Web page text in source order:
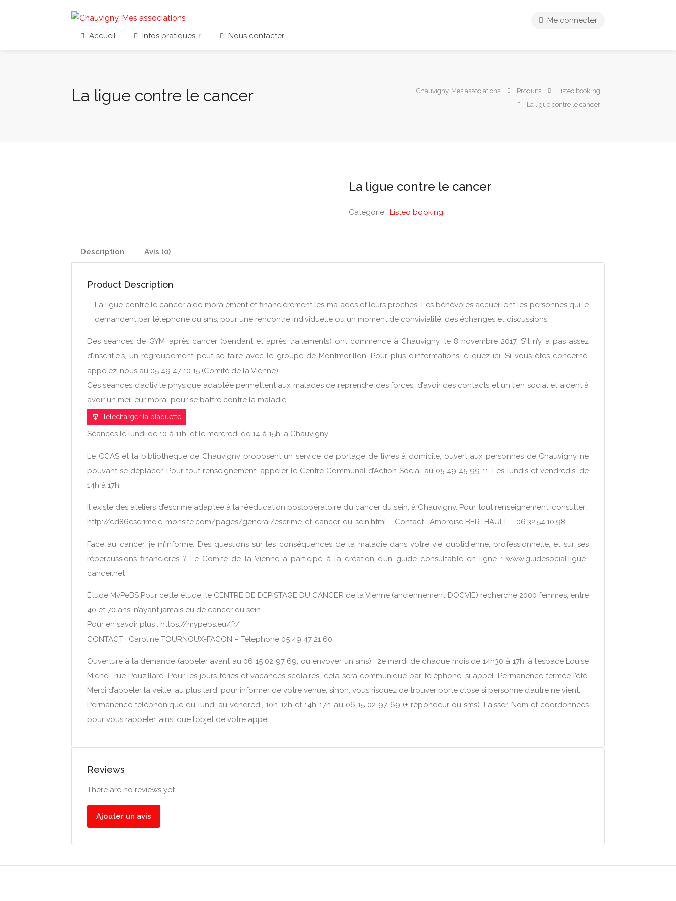
Accueil Infos pratiques Nous contacter
Me connecter
La ligue contre le cancer Chauvigny, Mes associations Produits
Listeo booking
La ligue contre le cancer
La ligue contre le cancer
Catégorie : Listeo booking
Description Avis (0)
Product Description
La ligue contre le cancer aide moralement et financièrement les malades et leurs proches. Les bénévoles accueillent les personnes qui le
demandent par téléphone ou sms, pour une rencontre individuelle ou un moment de convivialité, des échanges et discussions.
Des séances de GYM’ après cancer (pendant et après traitements) ont commencé à Chauvigny, le 8 novembre 2017. S’il n’y a pas assez
d’inscrit.e.s, un regroupement peut se faire avec le groupe de Montmorillon. Pour plus d’informations, cliquez ici. Si vous êtes concerné,
appelez-nous au 05 49 47 10 15 (Comité de la Vienne).
Ces séances d’activité physique adaptée permettent aux malades de reprendre des forces, d’avoir des contacts et un lien social et aident à
avoir un meilleur moral pour se battre contre la maladie.
Télécharger la plaquette
Séances le lundi de 10 à 11h, et le mercredi de 14 à 15h, à Chauvigny.
Le CCAS et la bibliothèque de Chauvigny proposent un service de portage de livres à domicile, ouvert aux personnes de Chauvigny ne
pouvant se déplacer. Pour tout renseignement, appeler le Centre Communal d’Action Social au 05 49 45 99 11. Les lundis et vendredis, de
14h à 17h.
Il existe des ateliers d’escrime adaptée à la rééducation postopératoire du cancer du sein, à Chauvigny. Pour tout renseignement, consulter :
http://cd86escrime.e-monsite.com/pages/general/escrime-et-cancer-du-sein.html – Contact : Ambroise BERTHAULT – 06.32.54.10.98
Face au cancer, je m’informe. Des questions sur les conséquences de la maladie dans votre vie quotidienne, professionnelle, et sur ses
répercussions financières ? Le Comité de la Vienne a participé à la création d’un guide consultable en ligne : www.guidesocial.ligue-
cancer.net
Étude MyPeBS Pour cette étude, le CENTRE DE DEPISTAGE DU CANCER de la Vienne (anciennement DOCVIE) recherche 2000 femmes, entre
40 et 70 ans, n’ayant jamais eu de cancer du sein.
Pour en savoir plus : https://mypebs.eu/fr/
CONTACT : Caroline TOURNOUX-FACON – Téléphone 05 49 47 21 60
Ouverture à la demande (appeler avant au 06 15 02 97 69, ou envoyer un sms) : 2e mardi de chaque mois de 14h30 à 17h, à l’espace Louise
Michel, rue Pouzillard. Pour les jours fériés et vacances scolaires, cela sera communiqué par téléphone, si appel. Permanence fermée l’été.
Merci d’appeler la veille, au plus tard, pour informer de votre venue, sinon, vous risquez de trouver porte close si personne d’autre ne vient.
Permanence téléphonique du lundi au vendredi, 10h-12h et 14h-17h au 06 15 02 97 69 (+ répondeur ou sms). Laisser Nom et coordonnées
pour vous rappeler, ainsi que l’objet de votre appel.
Reviews
There are no reviews yet.
Ajouter un avis